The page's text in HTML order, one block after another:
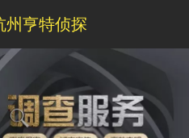
亨特侦探